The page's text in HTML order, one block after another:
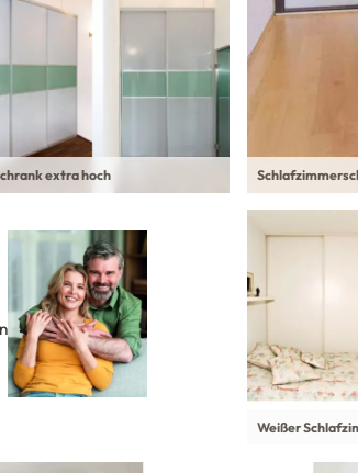
extra hoch
Weißer